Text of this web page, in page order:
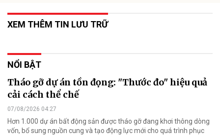
XEM THÊM TIN LƯU TRỮ
NỔI BẬT
Tháo gỡ dự án tồn đọng: "Thước đo" hiệu quả
cải cách thể chế
07/08/2026 04:27
Hơn 1.000 dự án bất động sản được tháo gỡ đang khơi thông dòng
vốn, bổ sung nguồn cung và tạo động lực mới cho quá trình phục